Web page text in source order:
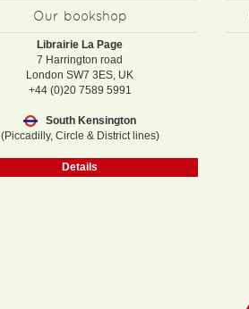
Our bookshop
Librairie La Page
7 Harrington road
London SW7 3ES, UK
+44 (0)20 7589 5991
South Kensington
(Piccadilly, Circle & District lines)
Details